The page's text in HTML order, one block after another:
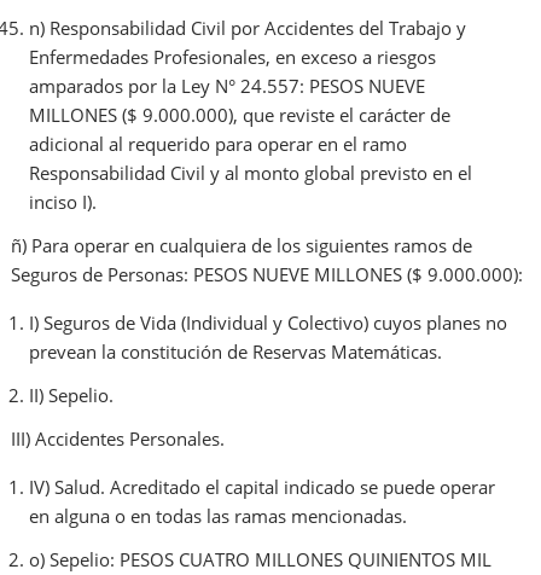
n) Responsabilidad Civil por Accidentes del Trabajo y
Enfermedades Profesionales, en exceso a riesgos
amparados por la Ley N° 24.557: PESOS NUEVE
MILLONES ($ 9.000.000), que reviste el carácter de
adicional al requerido para operar en el ramo
Responsabilidad Civil y al monto global previsto en el
inciso I).
ñ) Para operar en cualquiera de los siguientes ramos de
Seguros de Personas: PESOS NUEVE MILLONES ($ 9.000.000):
I) Seguros de Vida (Individual y Colectivo) cuyos planes no
prevean la constitución de Reservas Matemáticas.
II) Sepelio.
III) Accidentes Personales.
IV) Salud. Acreditado el capital indicado se puede operar
en alguna o en todas las ramas mencionadas.
o) Sepelio: PESOS CUATRO MILLONES QUINIENTOS MIL